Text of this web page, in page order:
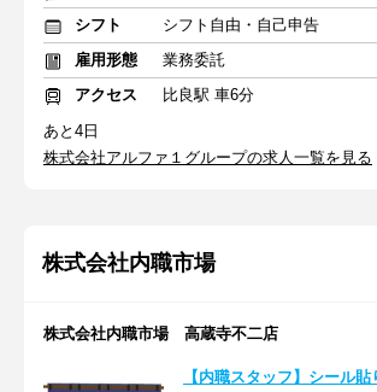
シフト
シフト自由・自己申告
雇用形態
業務委託
アクセス
比良駅 車6分
あと4日
株式会社アルファ１グループの求人一覧を見る
株式会社内職市場
株式会社内職市場 高蔵寺不二店
【内職スタッフ】シール